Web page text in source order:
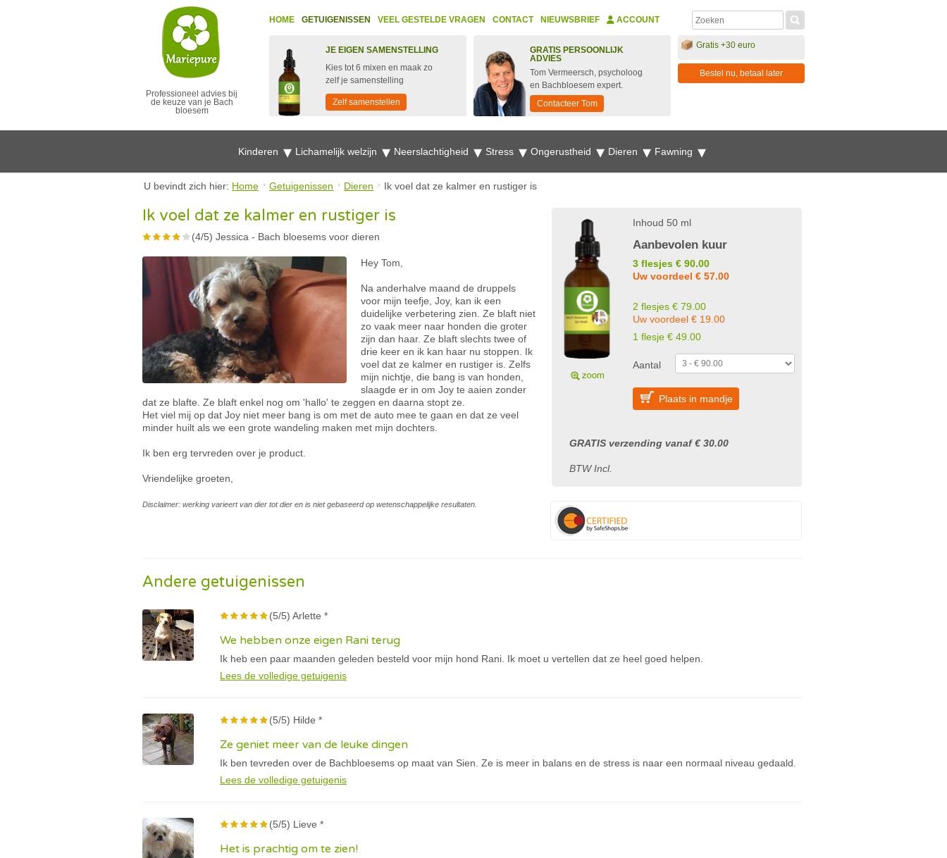
Professioneel advies bij
de keuze van je Bach
bloesem
HOME GETUIGENISSEN VEEL GESTELDE VRAGEN CONTACT NIEUWSBRIEF ACCOUNT
JE EIGEN SAMENSTELLING
Kies tot 6 mixen en maak zo
zelf je samenstelling
Zelf samenstellen
GRATIS PERSOONLIJK
ADVIES
Tom Vermeersch, psycholoog
en Bachbloesem expert.
Contacteer Tom
Gratis +30 euro
Bestel nu, betaal later
Kinderen Lichamelijk welzijn Neerslachtigheid Stress Ongerustheid Dieren Fawning
U bevindt zich hier: Home Getuigenissen Dieren Ik voel dat ze kalmer en rustiger is
Ik voel dat ze kalmer en rustiger is
(4/5) Jessica - Bach bloesems voor dieren
Hey Tom,
Na anderhalve maand de druppels
voor mijn teefje, Joy, kan ik een
duidelijke verbetering zien. Ze blaft niet
zo vaak meer naar honden die groter
zijn dan haar. Ze blaft slechts twee of
drie keer en ik kan haar nu stoppen. Ik
voel dat ze kalmer en rustiger is. Zelfs
mijn nichtje, die bang is van honden,
slaagde er in om Joy te aaien zonder
dat ze blafte. Ze blaft enkel nog om 'hallo' te zeggen en daarna stopt ze.
Het viel mij op dat Joy niet meer bang is om met de auto mee te gaan en dat ze veel
minder huilt als we een grote wandeling maken met mijn dochters.
Ik ben erg tervreden over je product.
Vriendelijke groeten,
Disclaimer: werking varieert van dier tot dier en is niet gebaseerd op wetenschappelijke resultaten.
Inhoud 50 ml
Aanbevolen kuur
3 flesjes € 90.00
Uw voordeel € 57.00
2 flesjes € 79.00
Uw voordeel € 19.00
1 flesje € 49.00
Aantal
Plaats in mandje
GRATIS verzending vanaf € 30.00
BTW Incl.
Andere getuigenissen
(5/5) Arlette *
We hebben onze eigen Rani terug
Ik heb een paar maanden geleden besteld voor mijn hond Rani. Ik moet u vertellen dat ze heel goed helpen.
Lees de volledige getuigenis
(5/5) Hilde *
Ze geniet meer van de leuke dingen
Ik ben tevreden over de Bachbloesems op maat van Sien. Ze is meer in balans en de stress is naar een normaal niveau gedaald.
Lees de volledige getuigenis
(5/5) Lieve *
Het is prachtig om te zien!